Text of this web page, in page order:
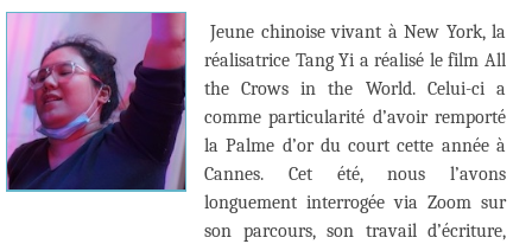
Jeune chinoise vivant à New York, la
réalisatrice Tang Yi a réalisé le film All
the Crows in the World. Celui-ci a
comme particularité d’avoir remporté
la Palme d’or du court cette année à
Cannes. Cet été, nous l’avons
longuement interrogée via Zoom sur
son parcours, son travail d’écriture,